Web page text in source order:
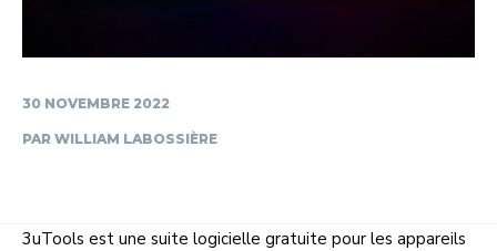
30 NOVEMBRE 2022
PAR WILLIAM LABOSSIÈRE
3uTools est une suite logicielle gratuite pour les appareils